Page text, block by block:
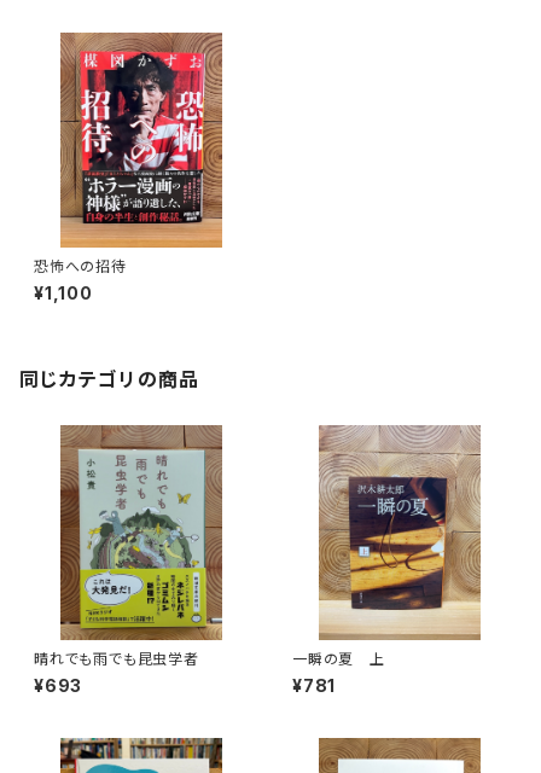
恐怖への招待
¥1,100
同じカテゴリの商品
晴れでも雨でも昆虫学者
¥693
一瞬の夏 上
¥781